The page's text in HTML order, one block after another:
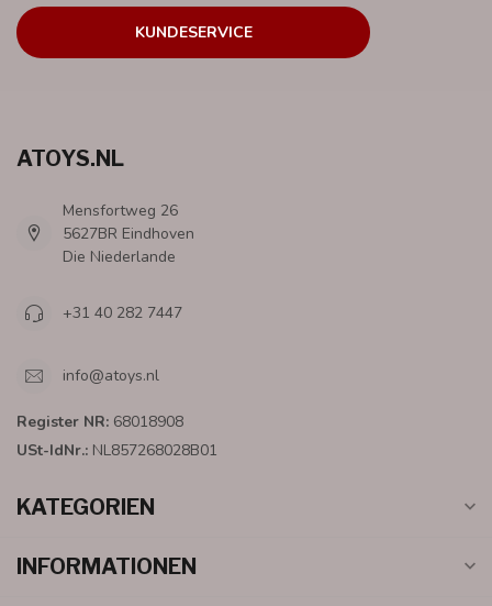
KUNDESERVICE
ATOYS.NL
Mensfortweg 26
5627BR Eindhoven
Die Niederlande
+31 40 282 7447
info@atoys.nl
Register NR: 68018908
USt-IdNr.: NL857268028B01
KATEGORIEN
INFORMATIONEN